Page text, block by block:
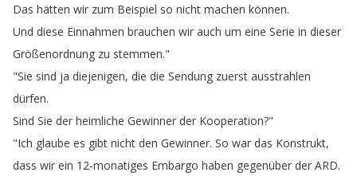
Das hätten wir zum Beispiel so nicht machen können.
Und diese Einnahmen brauchen wir auch um eine Serie in dieser
Größenordnung zu stemmen."
"Sie sind ja diejenigen, die die Sendung zuerst ausstrahlen
dürfen.
Sind Sie der heimliche Gewinner der Kooperation?"
"Ich glaube es gibt nicht den Gewinner. So war das Konstrukt,
dass wir ein 12-monatiges Embargo haben gegenüber der ARD.